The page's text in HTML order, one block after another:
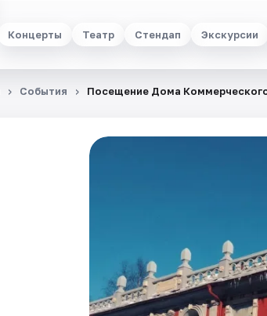
Концерты Театр Стендап Экскурсии
События Посещение Дома